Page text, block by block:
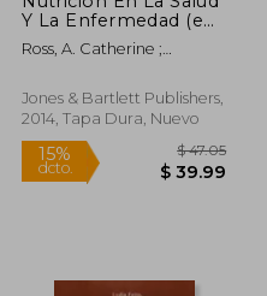
50%
dcto. $
Y La Enfermedad (en
Inglés)
Ross, A. Catherine ;
Cousins, Robert J.
Jones & Bartlett Publishers,
2014, Tapa Dura, Nuevo